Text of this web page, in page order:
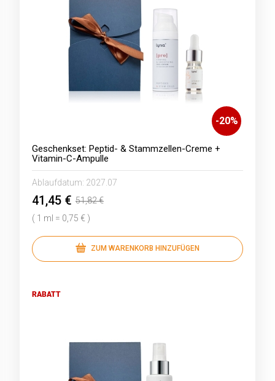
-20%
Geschenkset: Peptid- & Stammzellen-Creme +
Vitamin-C-Ampulle
Ablaufdatum: 2027.07
41,45 € 51,82 €
( 1 ml = 0,75 € )
ZUM WARENKORB HINZUFÜGEN
RABATT